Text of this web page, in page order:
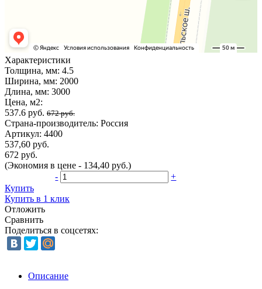
Характеристики
Толщина, мм: 4.5
Ширина, мм: 2000
Длина, мм: 3000
Цена, м2:
537.6 руб. 672 руб.
Страна-производитель: Россия
Артикул: 4400
537,60 руб.
672 руб.
(Экономия в цене - 134,40 руб.)
-
+
Купить
Купить в 1 клик
Отложить
Сравнить
Поделиться в соцсетях:
Описание